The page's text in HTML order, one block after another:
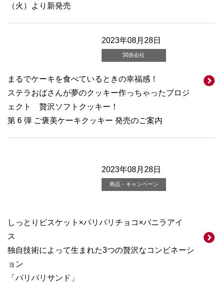
（火）より新発売
2023年08月28日
関係会社
まるでケーキを食べているときの幸福感！
ステラおばさんが夢のクッキー作っちゃったプロジ
ェクト 贅沢ソフトクッキー！
第 6 弾 ご褒美ケーキクッキー 発売のご案内
2023年08月28日
商品・キャンペーン
しっとりビスケット×パリパリチョコ×バニラアイ
ス
独自技術によって生まれた3つの贅沢なコンビネーシ
ョン
「パリパリサンド」